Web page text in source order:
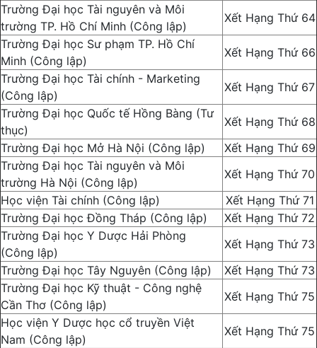
Trường Đại học Tài nguyên và Môi
trường TP. Hồ Chí Minh (Công lập)
Xết Hạng Thứ 64
Trường Đại học Sư phạm TP. Hồ Chí
Minh (Công lập)
Xết Hạng Thứ 66
Trường Đại học Tài chính - Marketing
(Công lập)
Xết Hạng Thứ 67
Trường Đại học Quốc tế Hồng Bàng (Tư
thục)
Xết Hạng Thứ 68
Trường Đại học Mở Hà Nội (Công lập)
Xết Hạng Thứ 69
Trường Đại học Tài nguyên và Môi
trường Hà Nội (Công lập)
Xết Hạng Thứ 70
Học viện Tài chính (Công lập)
Xết Hạng Thứ 71
Trường Đại học Đồng Tháp (Công lập)
Xết Hạng Thứ 72
Trường Đại học Y Dược Hải Phòng
(Công lập)
Xết Hạng Thứ 73
Trường Đại học Tây Nguyên (Công lập)
Xết Hạng Thứ 73
Trường Đại học Kỹ thuật - Công nghệ
Cần Thơ (Công lập)
Xết Hạng Thứ 75
Học viện Y Dược học cổ truyền Việt
Nam (Công lập)
Xết Hạng Thứ 75